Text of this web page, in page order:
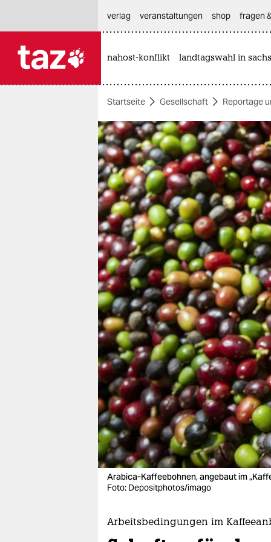
themen
politik
öko
gesellschaft
kultur
sport
berlin
nord
wahrheit
verlag
verlag
veranstaltungen
shop
fragen & hilfe
unterstützen
genossenschaft
verlag
veranstaltungen shop fragen
nahost-konflikt landtagswahl in
Startseite Gesellschaft Reportage
Arabica-Kaffeebohnen, angebaut im
Foto: Depositphotos/imago
Arbeitsbedingungen im